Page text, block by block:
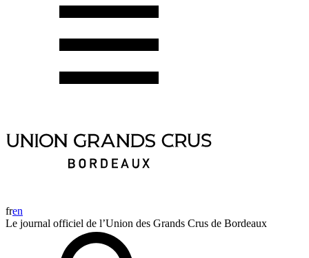
fren
Le journal officiel de l’Union des Grands Crus de Bordeaux